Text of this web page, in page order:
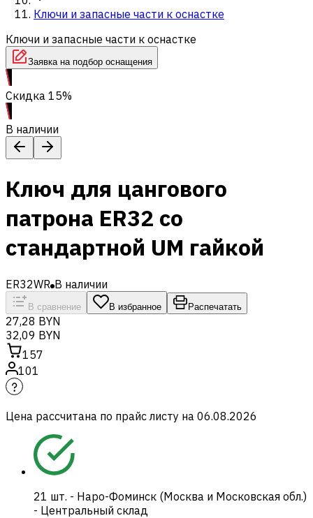
Ключи и запасные части к оснастке
Ключи и запасные части к оснастке
Заявка на подбор оснащения
Скидка 15%
В наличии
Ключ для цангового
патрона ER32 со
стандартной UM гайкой
ER32WR В наличии
В сравнение В избранное Распечатать
27,28 BYN
32,09 BYN
157
101
Цена рассчитана по прайс листу на 06.08.2026
21 шт. - Наро-Фоминск (Москва и Московская обл.)
- Центральный склад